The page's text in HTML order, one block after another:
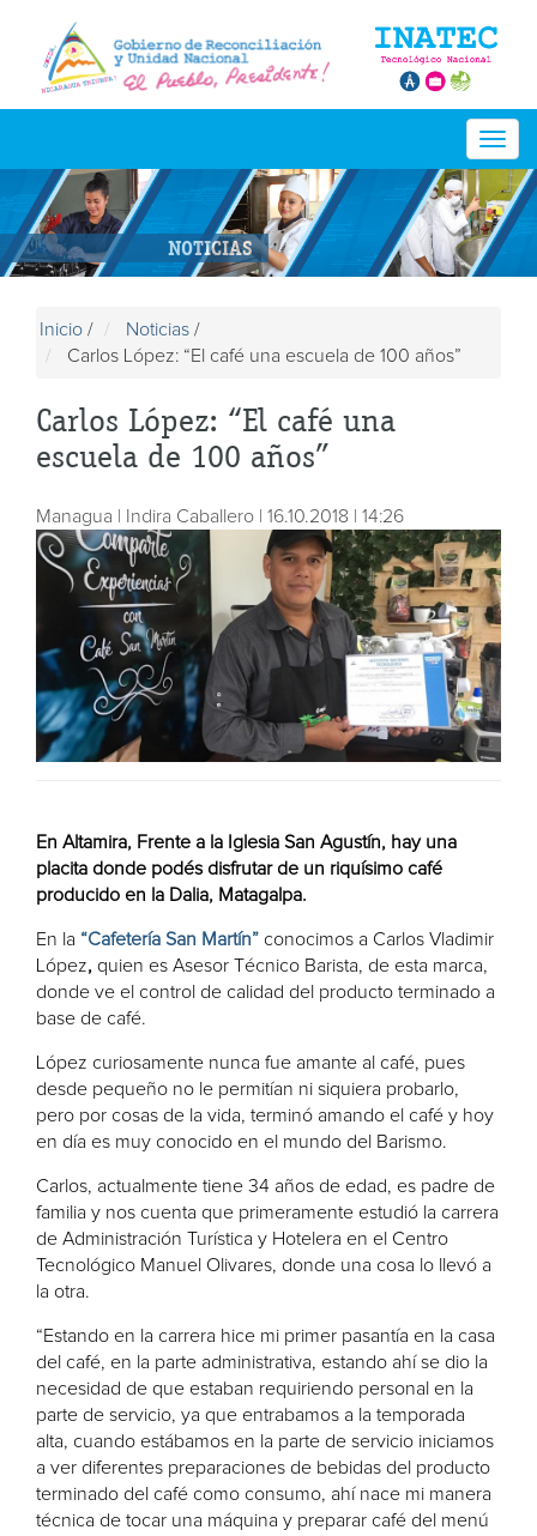
NOTICIAS
Inicio / Noticias /
Carlos López: “El café una escuela de 100 años”
Carlos López: “El café una
escuela de 100 años”
Managua | Indira Caballero | 16.10.2018 | 14:26
En Altamira, Frente a la Iglesia San Agustín, hay una
placita donde podés disfrutar de un riquísimo café
producido en la Dalia, Matagalpa.
En la “Cafetería San Martín” conocimos a Carlos Vladimir
López, quien es Asesor Técnico Barista, de esta marca,
donde ve el control de calidad del producto terminado a
base de café.
López curiosamente nunca fue amante al café, pues
desde pequeño no le permitían ni siquiera probarlo,
pero por cosas de la vida, terminó amando el café y hoy
en día es muy conocido en el mundo del Barismo.
Carlos, actualmente tiene 34 años de edad, es padre de
familia y nos cuenta que primeramente estudió la carrera
de Administración Turística y Hotelera en el Centro
Tecnológico Manuel Olivares, donde una cosa lo llevó a
la otra.
“Estando en la carrera hice mi primer pasantía en la casa
del café, en la parte administrativa, estando ahí se dio la
necesidad de que estaban requiriendo personal en la
parte de servicio, ya que entrabamos a la temporada
alta, cuando estábamos en la parte de servicio iniciamos
a ver diferentes preparaciones de bebidas del producto
terminado del café como consumo, ahí nace mi manera
técnica de tocar una máquina y preparar café del menú